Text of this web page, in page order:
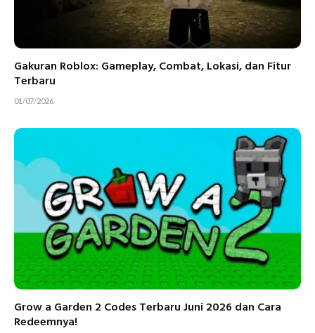
Gakuran Roblox: Gameplay, Combat, Lokasi, dan Fitur
Terbaru
01/07/2026
Grow a Garden 2 Codes Terbaru Juni 2026 dan Cara
Redeemnya!